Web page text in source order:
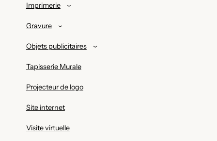
Imprimerie
Gravure
Objets publicitaires
Tapisserie Murale
Projecteur de logo
Site internet
Visite virtuelle